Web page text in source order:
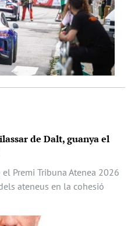
de Dalt, guanya el
Premi Tribuna Atenea 2026
ateneus en la cohesió